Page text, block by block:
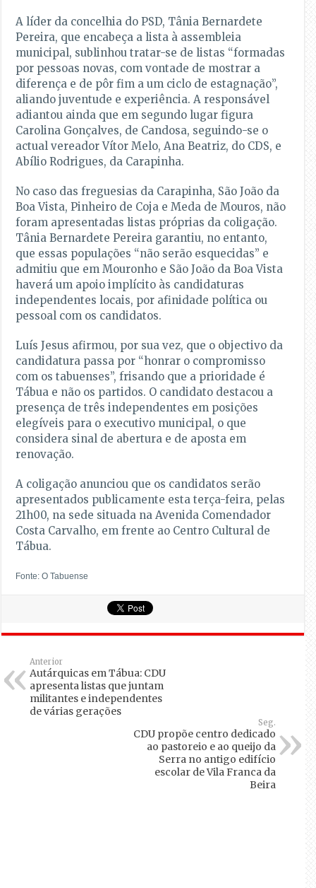
A líder da concelhia do PSD, Tânia Bernardete
Pereira, que encabeça a lista à assembleia
municipal, sublinhou tratar-se de listas “formadas
por pessoas novas, com vontade de mostrar a
diferença e de pôr fim a um ciclo de estagnação”,
aliando juventude e experiência. A responsável
adiantou ainda que em segundo lugar figura
Carolina Gonçalves, de Candosa, seguindo-se o
actual vereador Vítor Melo, Ana Beatriz, do CDS, e
Abílio Rodrigues, da Carapinha.
No caso das freguesias da Carapinha, São João da
Boa Vista, Pinheiro de Coja e Meda de Mouros, não
foram apresentadas listas próprias da coligação.
Tânia Bernardete Pereira garantiu, no entanto,
que essas populações “não serão esquecidas” e
admitiu que em Mouronho e São João da Boa Vista
haverá um apoio implícito às candidaturas
independentes locais, por afinidade política ou
pessoal com os candidatos.
Luís Jesus afirmou, por sua vez, que o objectivo da
candidatura passa por “honrar o compromisso
com os tabuenses”, frisando que a prioridade é
Tábua e não os partidos. O candidato destacou a
presença de três independentes em posições
elegíveis para o executivo municipal, o que
considera sinal de abertura e de aposta em
renovação.
A coligação anunciou que os candidatos serão
apresentados publicamente esta terça-feira, pelas
21h00, na sede situada na Avenida Comendador
Costa Carvalho, em frente ao Centro Cultural de
Tábua.
Fonte: O Tabuense
Anterior
Autárquicas em Tábua: CDU
apresenta listas que juntam
militantes e independentes
de várias gerações
Seg.
CDU propõe centro dedicado
ao pastoreio e ao queijo da
Serra no antigo edifício
escolar de Vila Franca da
Beira